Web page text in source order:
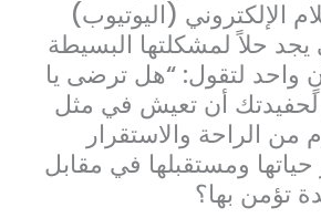
الإلكتروني (اليوتيوب)
يجد حلاً لمشكلتها البسيطة
واحد لتقول: “هل ترضى يا
أن تعيش في مثل
الراحة والاستقرار
ومستقبلها في مقابل